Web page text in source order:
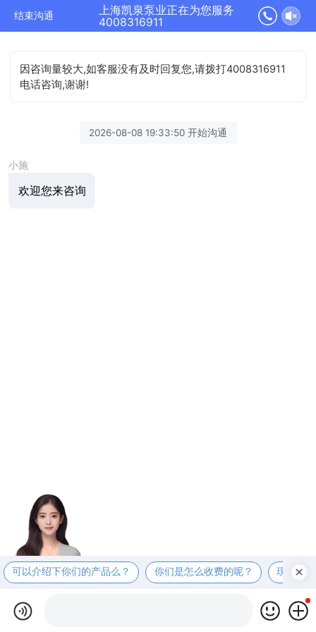
结束沟通
上海凯泉泵业正在为您服务
4008316911
因咨询量较大,如客服没有及时回复您,请拨打4008316911
电话咨询,谢谢!
2026-08-08 19:33:50 开始沟通
小施
欢迎您来咨询
可以介绍下你们的产品么？ 你们是怎么收费的呢？ 现在有